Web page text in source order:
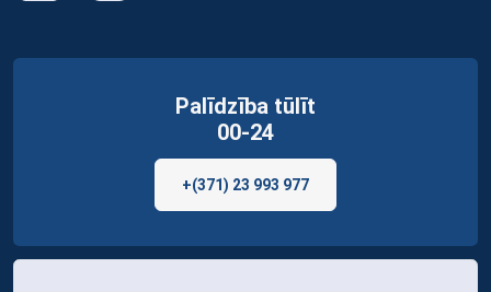
Palīdzība tūlīt
00-24
+(371) 23 993 977